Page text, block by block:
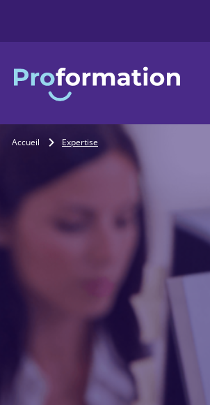
Accueil Expertise